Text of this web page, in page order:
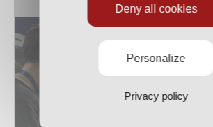
Deny all cookies
Personalize
Privacy policy